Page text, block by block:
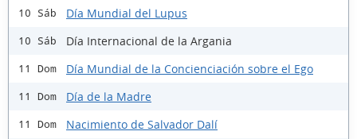
10 Sáb Día Mundial del Lupus
10 Sáb Día Internacional de la Argania
11 Dom Día Mundial de la Concienciación sobre el Ego
11 Dom Día de la Madre
11 Dom Nacimiento de Salvador Dalí